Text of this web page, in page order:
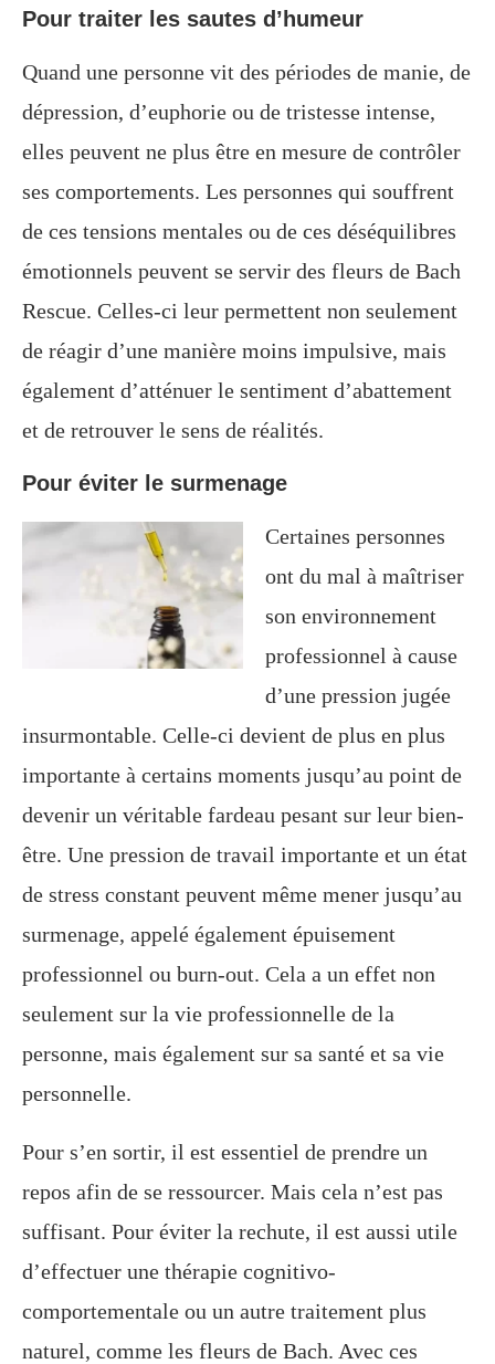
Pour traiter les sautes d’humeur
Quand une personne vit des périodes de manie, de
dépression, d’euphorie ou de tristesse intense,
elles peuvent ne plus être en mesure de contrôler
ses comportements. Les personnes qui souffrent
de ces tensions mentales ou de ces déséquilibres
émotionnels peuvent se servir des fleurs de Bach
Rescue. Celles-ci leur permettent non seulement
de réagir d’une manière moins impulsive, mais
également d’atténuer le sentiment d’abattement
et de retrouver le sens de réalités.
Pour éviter le surmenage
Certaines personnes
ont du mal à maîtriser
son environnement
professionnel à cause
d’une pression jugée
insurmontable. Celle-ci devient de plus en plus
importante à certains moments jusqu’au point de
devenir un véritable fardeau pesant sur leur bien-
être. Une pression de travail importante et un état
de stress constant peuvent même mener jusqu’au
surmenage, appelé également épuisement
professionnel ou burn-out. Cela a un effet non
seulement sur la vie professionnelle de la
personne, mais également sur sa santé et sa vie
personnelle.
Pour s’en sortir, il est essentiel de prendre un
repos afin de se ressourcer. Mais cela n’est pas
suffisant. Pour éviter la rechute, il est aussi utile
d’effectuer une thérapie cognitivo-
comportementale ou un autre traitement plus
naturel, comme les fleurs de Bach. Avec ces